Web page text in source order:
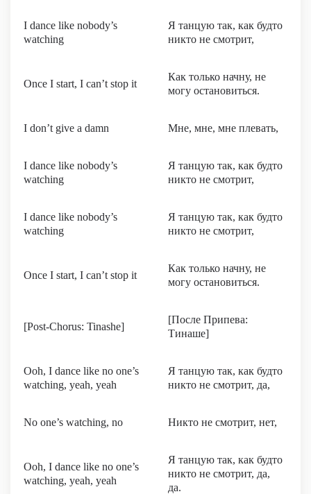
I dance like nobody’s
watching
Я танцую так, как будто
никто не смотрит,
Once I start, I can’t stop it
Как только начну, не
могу остановиться.
I don’t give a damn Мне, мне, мне плевать,
I dance like nobody’s
watching
Я танцую так, как будто
никто не смотрит,
I dance like nobody’s
watching
Я танцую так, как будто
никто не смотрит,
Once I start, I can’t stop it
Как только начну, не
могу остановиться.
[Post-Chorus: Tinashe]
[После Припева:
Тинаше]
Ooh, I dance like no one’s
watching, yeah, yeah
Я танцую так, как будто
никто не смотрит, да,
No one’s watching, no Никто не смотрит, нет,
Ooh, I dance like no one’s
watching, yeah, yeah
Я танцую так, как будто
никто не смотрит, да,
да.